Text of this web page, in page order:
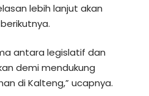
lebih lanjut akan
antara legislatif dan
demi mendukung
di Kalteng,” ucapnya.